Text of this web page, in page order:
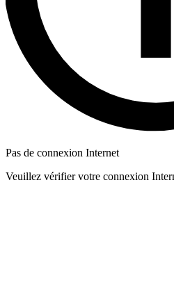
Pas de connexion Internet
Veuillez vérifier votre connexion